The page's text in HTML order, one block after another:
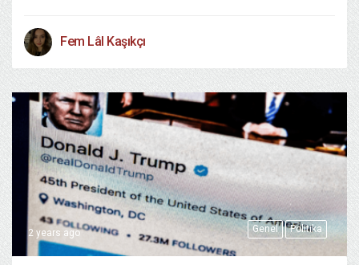
Fem Lâl Kaşıkçı
Genel Politika
2 years ago